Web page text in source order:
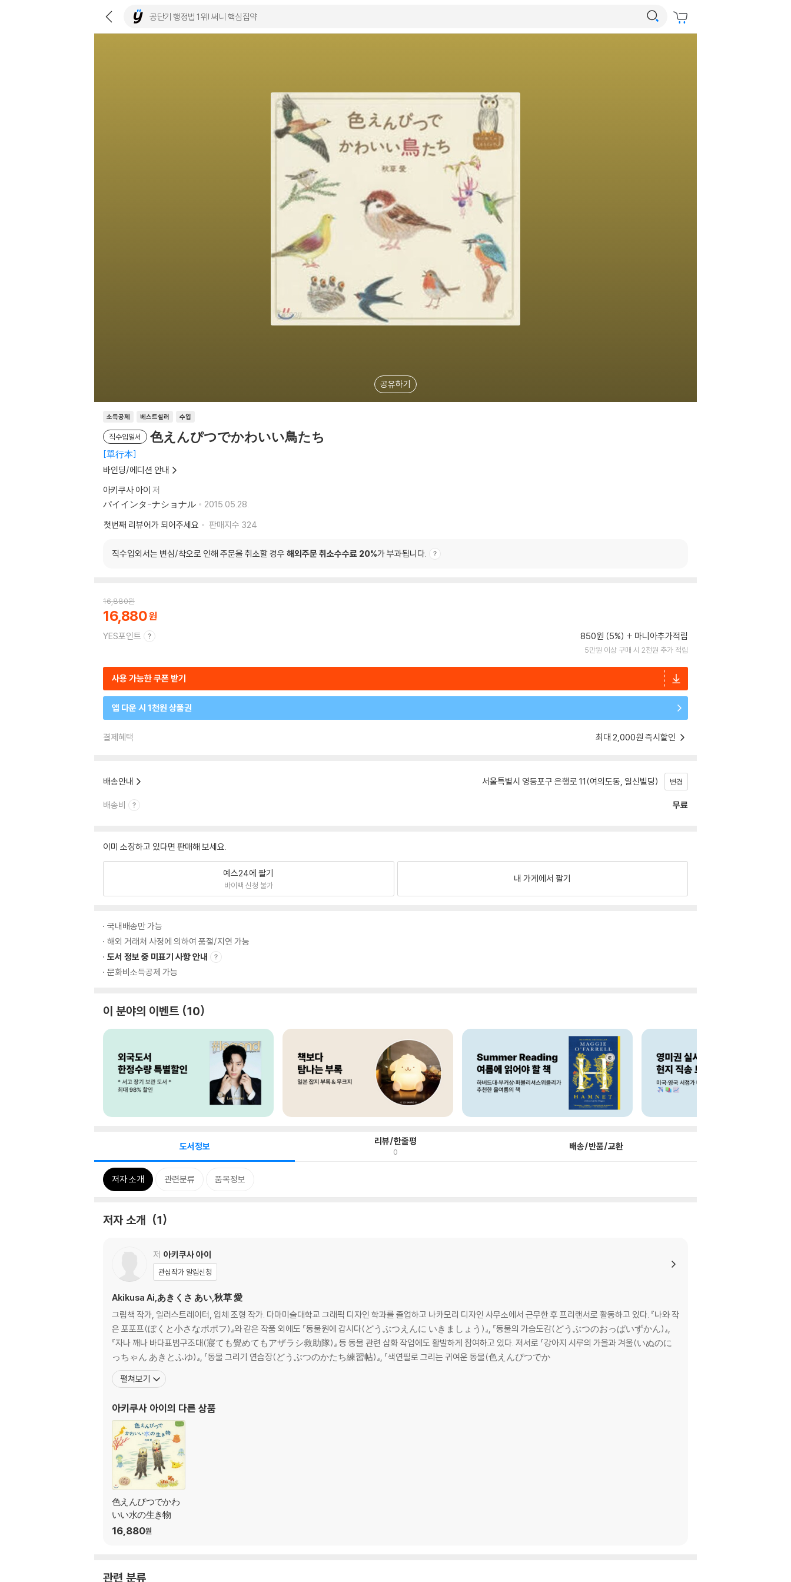
공유하기
소득공제 베스트셀러 수입
직수입일서 色えんぴつでかわいい鳥たち
單行本
바인딩/에디션 안내
아키쿠사 아이 저
パイインタ-ナショナル
2015.05.28.
첫번째 리뷰어가 되어주세요
판매지수 324
직수입외서는 변심/착오로 인해 주문을 취소할 경우 해외주문 취소수수료 20%가 부과됩니다.
16,880원
16,880
YES포인트 850원 (5%) 마니아추가적립
5만원 이상 구매 시 2천원 추가 적립
사용 가능한 쿠폰 받기
앱 다운 시 1천원 상품권
결제혜택 최대 2,000원 즉시할인
배송안내 서울특별시 영등포구 은행로 11(여의도동, 일신빌딩) 변경
배송비 무료
이미 소장하고 있다면 판매해 보세요.
예스24에 팔기
바이백 신청 불가
내 가게에서 팔기
국내배송만 가능
해외 거래처 사정에 의하여 품절/지연 가능
도서 정보 중 미표기 사항 안내
문화비소득공제 가능
이 분야의 이벤트 10
도서정보 리뷰/한줄평
0 배송/반품/교환
저자 소개 관련분류 품목정보
저자 소개 1
저 아키쿠사 아이
관심작가 알림신청
Akikusa Ai,あきくさ あい,秋草 愛
그림책 작가, 일러스트레이터, 입체 조형 작가. 다마미술대학교 그래픽 디자인 학과를 졸업하고 나카모리 디자인 사무소에서 근무한 후 프리랜서로 활동하고 있다. 『나와 작
은 포포프(ぼくと小さなポポフ)』와 같은 작품 외에도 『동물원에 갑시다(どうぶつえんに いきましょう)』, 『동물의 가슴도감(どうぶつのおっぱいずかん)』,
『자나 깨나 바다표범구조대(寢ても覺めてもアザラシ救助隊)』 등 동물 관련 삽화 작업에도 활발하게 참여하고 있다. 저서로 『강아지 시루의 가을과 겨울(いぬのに
っちゃん あきとふゆ)』, 『동물 그리기 연습장(どうぶつのかたち練習帖)』, 『색연필로 그리는 귀여운 동물(色えんぴつでか
펼쳐보기
아키쿠사 아이 의 다른 상품
色えんぴつでかわ
いい水の生き物
16,880원
관련 분류